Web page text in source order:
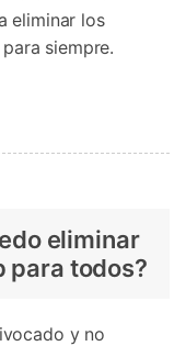
eliminar los
siempre.
eliminar
para todos?
y no